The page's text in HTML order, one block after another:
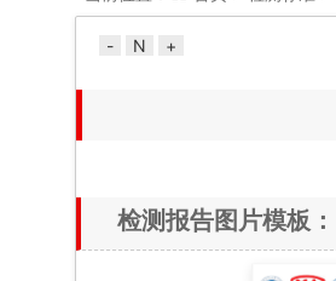
- N +
检测报告图片模板：